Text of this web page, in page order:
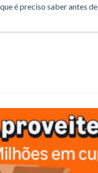
é preciso saber antes de